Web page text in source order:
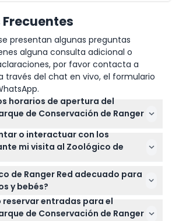
presentan algunas preguntas
alguna consulta adicional o
por favor contacta a
través del chat en vivo, el formulario
horarios de apertura del
de Conservación de Ranger
abierto de 10:00 AM a 4:00 PM
de 9:00 AM a 5:00 PM los fines de
(sujeto a cambios — por favor
de la reserva).
o interactuar con los
mi visita al Zoológico de
pueden alimentar a mano a los
serpientes, acariciar bettongs
de otras experiencias interactivas
pero alimentar solo está
de Ranger Red adecuado para
y bebés?
15 años deben estar acompañados
pague, y los niños menores de 3
reservar entradas para el
de Conservación de Ranger